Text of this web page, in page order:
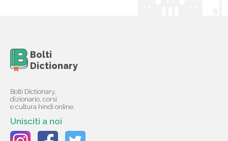
Bolti
Dictionary
Bolti Dictionary,
dizionario, corsi
e cultura hindi online.
Unisciti a noi